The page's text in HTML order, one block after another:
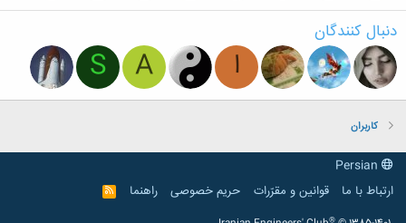
دنبال کنندگان
ا A
S
کاربران
ارتباط با ما
قوانین و مقرّرات حریم خصوصی راهنما
R
S
®